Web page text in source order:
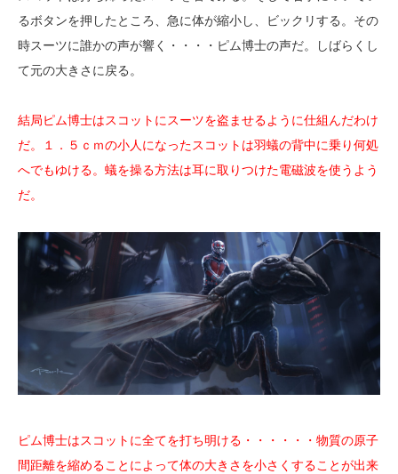
るボタンを押したところ、急に体が縮小し、ビックリする。その
時スーツに誰かの声が響く・・・・ピム博士の声だ。しばらくし
て元の大きさに戻る。
結局ピム博士はスコットにスーツを盗ませるように仕組んだわけ
だ。１．５ｃｍの小人になったスコットは羽蟻の背中に乗り何処
へでもゆける。蟻を操る方法は耳に取りつけた電磁波を使うよう
だ。
ピム博士はスコットに全てを打ち明ける・・・・・・物質の原子
間距離を縮めることによって体の大きさを小さくすることが出来